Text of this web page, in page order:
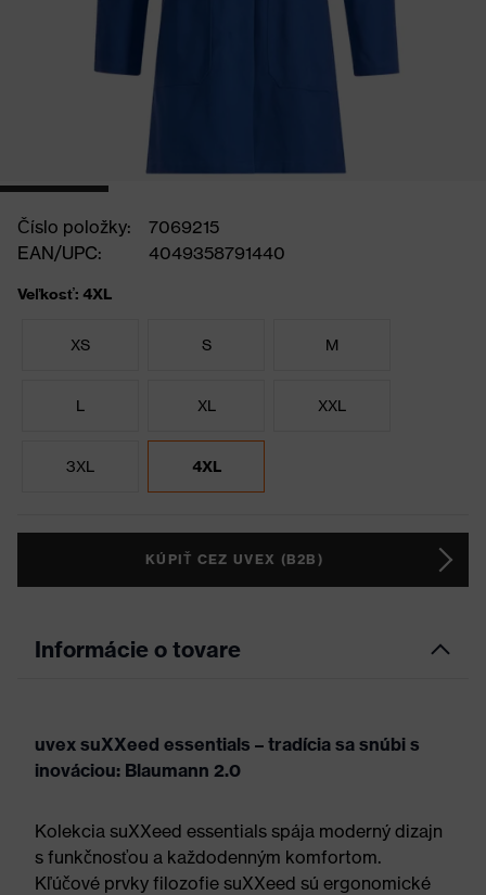
Číslo položky:
7069215
EAN/UPC:
4049358791440
Veľkosť: 4XL
XS S M
L XL XXL
3XL 4XL
KÚPIŤ CEZ UVEX (B2B)
Informácie o tovare
uvex suXXeed essentials – tradícia sa snúbi s
inováciou: Blaumann 2.0
Kolekcia suXXeed essentials spája moderný dizajn
s funkčnosťou a každodenným komfortom.
Kľúčové prvky filozofie suXXeed sú ergonomické